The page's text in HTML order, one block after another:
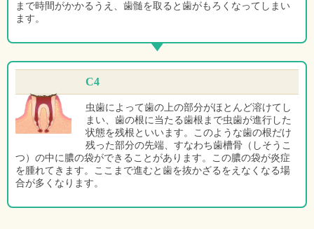
まで時間がかかるうえ、歯髄を取ると歯がもろくなってしまい
ます。
C4
虫歯によって歯の上の部分がほとんど溶けてし
まい、歯の根に当たる歯根まで虫歯が進行した
状態を残根といいます。このような歯の根だけ
残った部分の先端、すなわち歯槽骨（しそうこ
つ）の中に膿の袋ができることがあります。この膿の袋が炎症
を腫れてきます。ここまで進むと歯を抜かざるをえなくなる場
合が多くなります。